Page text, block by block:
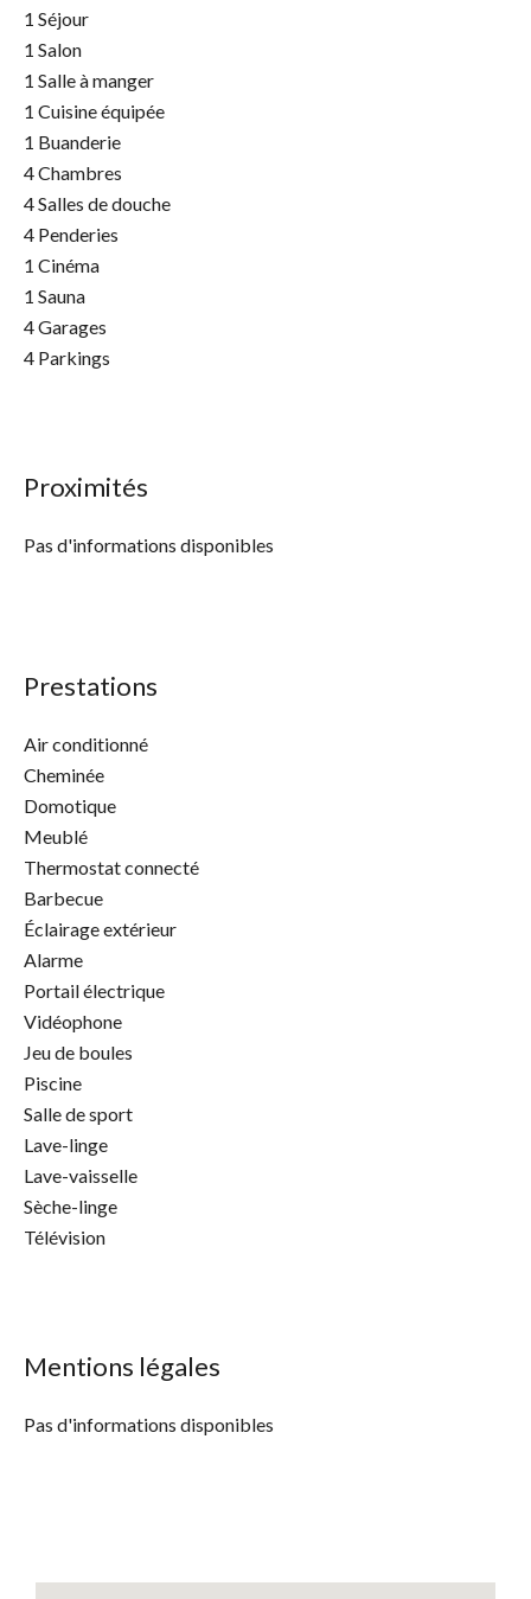
1 Séjour
1 Salon
1 Salle à manger
1 Cuisine équipée
1 Buanderie
4 Chambres
4 Salles de douche
4 Penderies
1 Cinéma
1 Sauna
4 Garages
4 Parkings
Proximités
Pas d'informations disponibles
Prestations
Air conditionné
Cheminée
Domotique
Meublé
Thermostat connecté
Barbecue
Éclairage extérieur
Alarme
Portail électrique
Vidéophone
Jeu de boules
Piscine
Salle de sport
Lave-linge
Lave-vaisselle
Sèche-linge
Télévision
Mentions légales
Pas d'informations disponibles